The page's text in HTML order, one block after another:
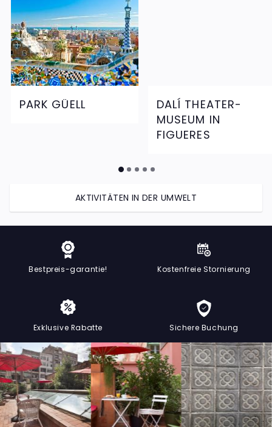
PARK GÜELL
DALÍ THEATER-
MUSEUM IN
FIGUERES
AKTIVITÄTEN IN DER UMWELT
Bestpreis-garantie! Kostenfreie Stornierung
Exklusive Rabatte Sichere Buchung